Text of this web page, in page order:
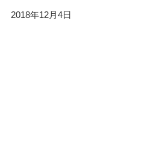
2018年12月4日